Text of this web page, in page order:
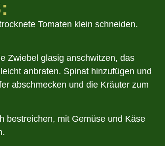
Tomaten klein schneiden.
Zwiebel glasig anschwitzen, das
anbraten. Spinat hinzufügen und
abschmecken und die Kräuter zum
bestreichen, mit Gemüse und Käse